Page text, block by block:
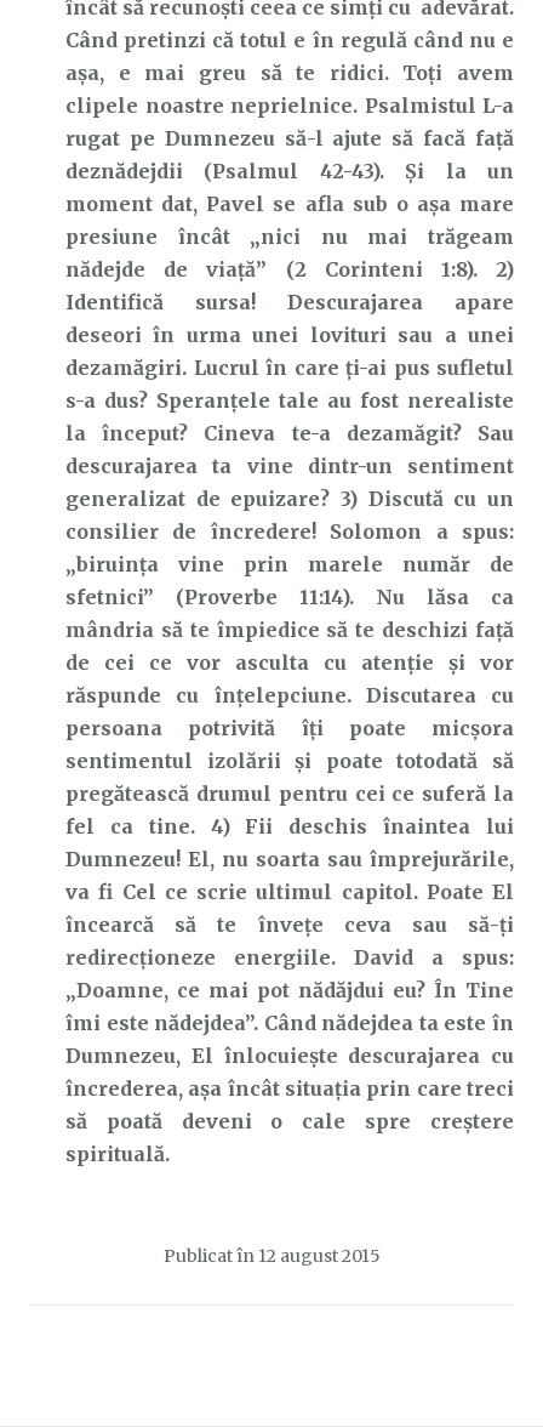
încât să recunoști ceea ce simți cu adevărat.
Când pretinzi că totul e în regulă când nu e
așa, e mai greu să te ridici. Toți avem
clipele noastre neprielnice. Psalmistul L-a
rugat pe Dumnezeu să-l ajute să facă față
deznădejdii (Psalmul 42-43). Și la un
moment dat, Pavel se afla sub o așa mare
presiune încât „nici nu mai trăgeam
nădejde de viaţă” (2 Corinteni 1:8). 2)
Identifică sursa! Descurajarea apare
deseori în urma unei lovituri sau a unei
dezamăgiri. Lucrul în care ți-ai pus sufletul
s-a dus? Speranțele tale au fost nerealiste
la început? Cineva te-a dezamăgit? Sau
descurajarea ta vine dintr-un sentiment
generalizat de epuizare? 3) Discută cu un
consilier de încredere! Solomon a spus:
„biruinţa vine prin marele număr de
sfetnici” (Proverbe 11:14). Nu lăsa ca
mândria să te împiedice să te deschizi față
de cei ce vor asculta cu atenție și vor
răspunde cu înțelepciune. Discutarea cu
persoana potrivită îți poate micșora
sentimentul izolării și poate totodată să
pregătească drumul pentru cei ce suferă la
fel ca tine. 4) Fii deschis înaintea lui
Dumnezeu! El, nu soarta sau împrejurările,
va fi Cel ce scrie ultimul capitol. Poate El
încearcă să te învețe ceva sau să-ți
redirecționeze energiile. David a spus:
„Doamne, ce mai pot nădăjdui eu? În Tine
îmi este nădejdea”. Când nădejdea ta este în
Dumnezeu, El înlocuiește descurajarea cu
încrederea, așa încât situația prin care treci
să poată deveni o cale spre creștere
spirituală.
Publicat în 12 august 2015